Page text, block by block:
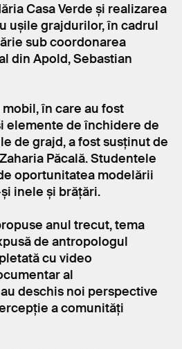
Casa Verde și realizarea
ușile grajdurilor, în cadrul
sub coordonarea
din Apold, Sebastian
în care au fost
elemente de închidere de
de grajd, a fost susținut de
Păcală. Studentele
oportunitatea modelării
inele și brățări.
anul trecut, tema
de antropologul
cu video
al
deschis noi perspective
a comunități